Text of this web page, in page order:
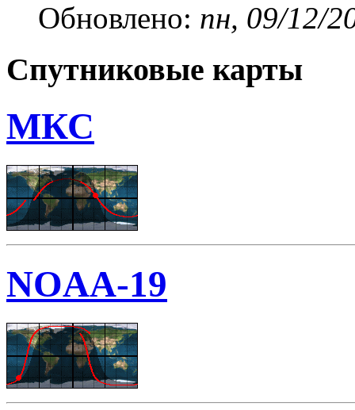
Обновлено: пн, 09/12/
Спутниковые карты
МКС
NOAA-19